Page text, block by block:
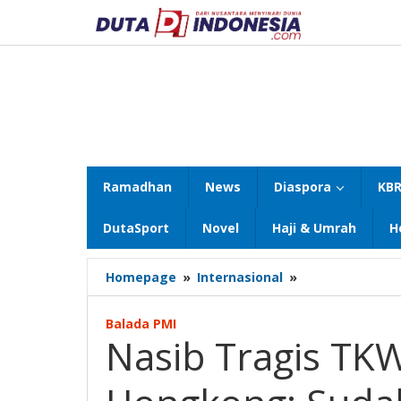
konten
Ramadhan News Diaspora
DutaSport Novel Haji & Umrah
Homepage » Internasional »
Tragis
Banyuwangi
di
Hongkong:
Balada PMI
Nasib Tragis